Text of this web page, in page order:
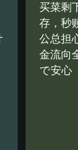
买菜剩
存，秒
公总担
金流向
で安心